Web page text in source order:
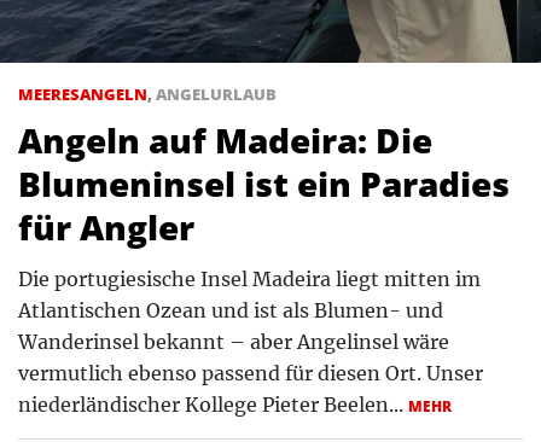
MEERESANGELN, ANGELURLAUB
Angeln auf Madeira: Die
Blumeninsel ist ein Paradies
für Angler
Die portugiesische Insel Madeira liegt mitten im
Atlantischen Ozean und ist als Blumen- und
Wanderinsel bekannt – aber Angelinsel wäre
vermutlich ebenso passend für diesen Ort. Unser
niederländischer Kollege Pieter Beelen... MEHR